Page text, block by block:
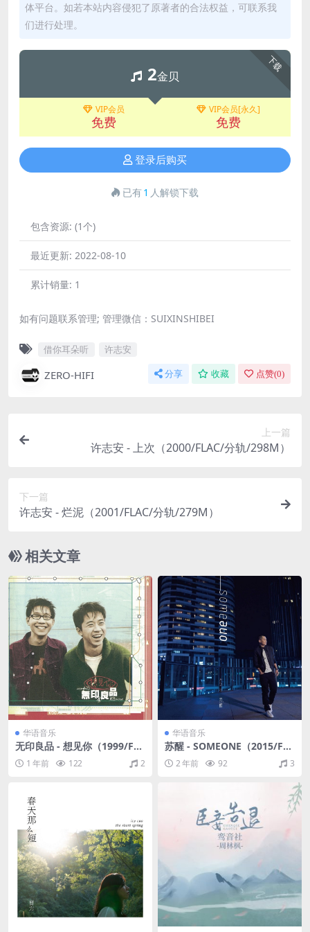
体平台。如若本站内容侵犯了原著者的合法权益，可联系我
们进行处理。
下载
2金贝
VIP会员
免费
VIP会员[永久]
免费
登录后购买
已有1 人解锁下载
包含资源: (1个)
最近更新: 2022-08-10
累计销量: 1
如有问题联系管理; 管理微信：SUIXINSHIBEI
借你耳朵听 许志安
ZERO-HIFI 分享 收藏 点赞(0)
上一篇
许志安 - 上次（2000/FLAC/分轨/298M）
下一篇
许志安 - 烂泥（2001/FLAC/分轨/279M）
相关文章
华语音乐
无印良品 - 想见你（1999/FL
AC/分轨/265M）
1 年前 122 2
华语音乐
苏醒 - SOMEONE（2015/FL
AC/分轨/280M）
2 年前 92 3